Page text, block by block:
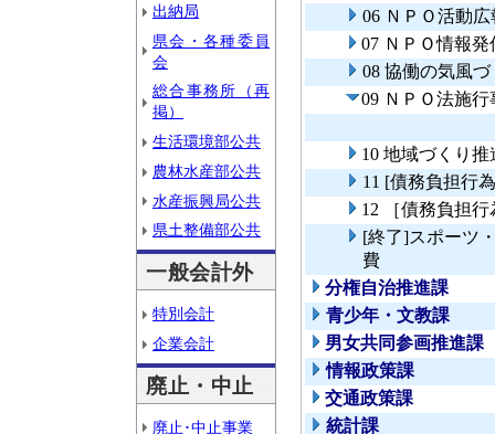
出納局
県会・各種委員
会
総合事務所（再
掲）
生活環境部公共
農林水産部公共
水産振興局公共
県土整備部公共
一般会計外
特別会計
企業会計
廃止・中止
廃止･中止事業
06 ＮＰＯ活動
07 ＮＰＯ情報発
08 協働の気風
09 ＮＰＯ法施行
10 地域づくり推
11 [債務負担行
12 ［債務負担
[終了]スポーツ
費
分権自治推進課
青少年・文教課
男女共同参画推進課
情報政策課
交通政策課
統計課